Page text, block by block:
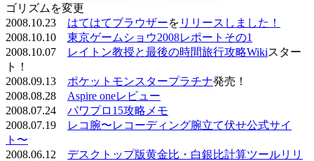
ゴリズムを変更
2008.10.23 はてはてブラウザーを リリースしました！
2008.10.10 東京ゲームショウ2008レポートその1
2008.10.07
レイトン教授と最後の時間旅行攻略Wikiスター
ト！
2008.09.13 ポケットモンスタープラチナ発売！
2008.08.28 Aspire oneレビュー
2008.07.24 パワプロ15攻略メモ
2008.07.19
レコ腕〜レコーディング腕立て伏せ公式サイ
ト〜
2008.06.12 デスクトップ版黄金比・白銀比計算ツールリリ